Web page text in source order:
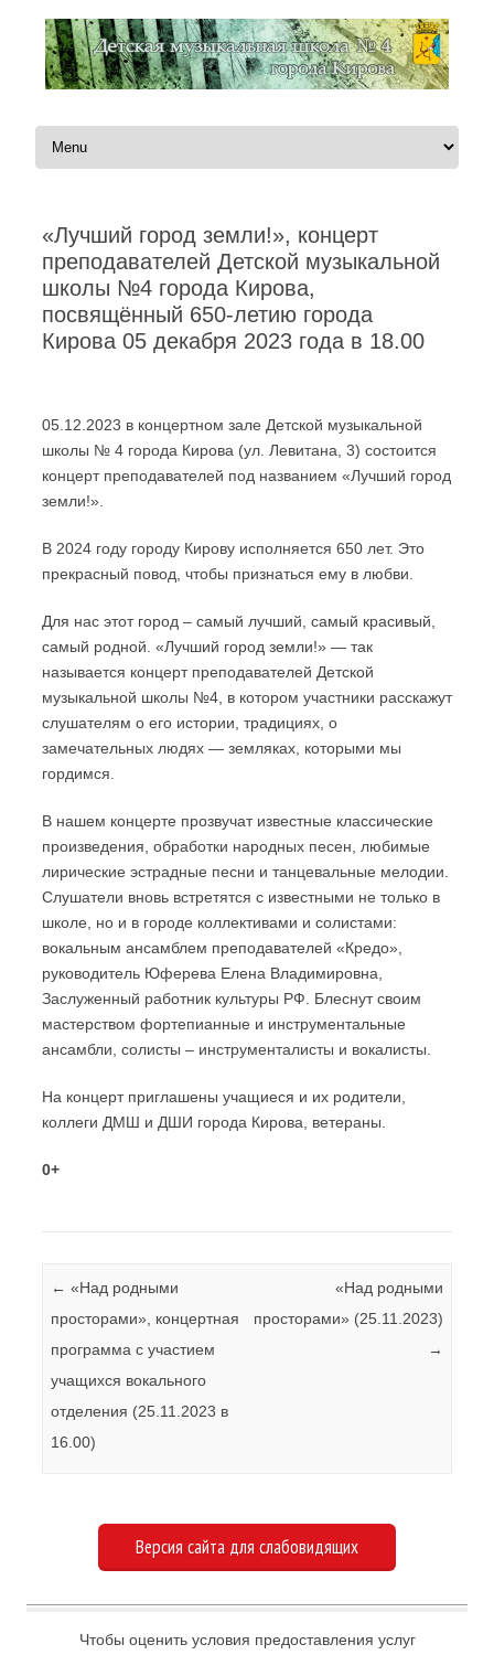
Перейти к содержимому
«Лучший город земли!», концерт
преподавателей Детской музыкальной
школы №4 города Кирова,
посвящённый 650-летию города
Кирова 05 декабря 2023 года в 18.00
05.12.2023 в концертном зале Детской музыкальной
школы № 4 города Кирова (ул. Левитана, 3) состоится
концерт преподавателей под названием «Лучший город
земли!».
В 2024 году городу Кирову исполняется 650 лет. Это
прекрасный повод, чтобы признаться ему в любви.
Для нас этот город – самый лучший, самый красивый,
самый родной. «Лучший город земли!» — так
называется концерт преподавателей Детской
музыкальной школы №4, в котором участники расскажут
слушателям о его истории, традициях, о
замечательных людях — земляках, которыми мы
гордимся.
В нашем концерте прозвучат известные классические
произведения, обработки народных песен, любимые
лирические эстрадные песни и танцевальные мелодии.
Слушатели вновь встретятся с известными не только в
школе, но и в городе коллективами и солистами:
вокальным ансамблем преподавателей «Кредо»,
руководитель Юферева Елена Владимировна,
Заслуженный работник культуры РФ. Блеснут своим
мастерством фортепианные и инструментальные
ансамбли, солисты – инструменталисты и вокалисты.
На концерт приглашены учащиеся и их родители,
коллеги ДМШ и ДШИ города Кирова, ветераны.
0+
Навигация по записям
← «Над родными
просторами», концертная
программа с участием
учащихся вокального
отделения (25.11.2023 в
16.00)
«Над родными
просторами» (25.11.2023)
→
Версия сайта для слабовидящих
Чтобы оценить условия предоставления услуг